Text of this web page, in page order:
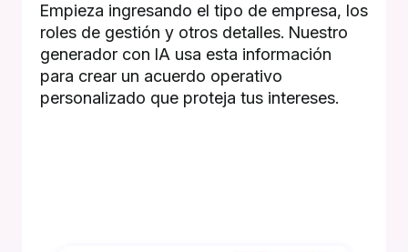
Empieza ingresando el tipo de empresa, los
roles de gestión y otros detalles. Nuestro
generador con IA usa esta información
para crear un acuerdo operativo
personalizado que proteja tus intereses.